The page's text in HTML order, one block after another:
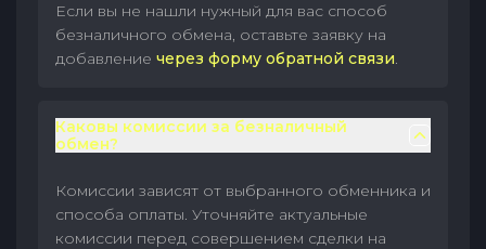
Если вы не нашли нужный для вас способ
безналичного обмена, оставьте заявку на
добавление через форму обратной связи.
Каковы комиссии за безналичный
обмен?
Комиссии зависят от выбранного обменника и
способа оплаты. Уточняйте актуальные
комиссии перед совершением сделки на